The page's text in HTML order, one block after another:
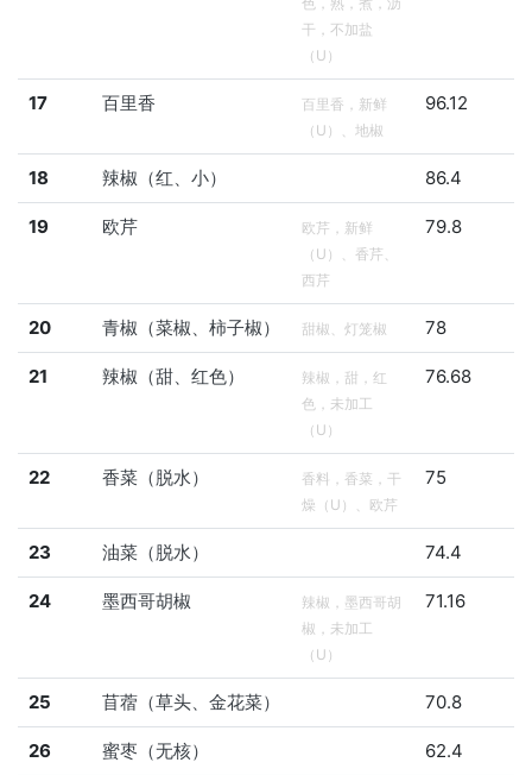
干，不加盐
（U）
17 百里香
百里香，新鲜
（U）、地椒
96.12
18 辣椒（红、小） 86.4
19 欧芹
欧芹，新鲜
（U）、香芹、
西芹
79.8
20 青椒（菜椒、柿子椒） 甜椒、灯笼椒 78
21 辣椒（甜、红色）
辣椒，甜，红
色，未加工
（U）
76.68
22 香菜（脱水）
香料，香菜，干
燥（U）、欧芹
75
23 油菜（脱水） 74.4
24 墨西哥胡椒
辣椒，墨西哥胡
椒，未加工
（U）
71.16
25 苜蓿（草头、金花菜） 70.8
26 蜜枣（无核） 62.4